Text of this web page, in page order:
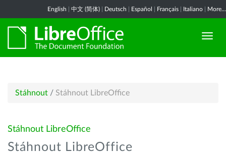
English 中文 (简体) Deutsch Español Français Italiano More...
Stáhnout / Stáhnout LibreOffice
Stáhnout LibreOffice
Stáhnout LibreOffice